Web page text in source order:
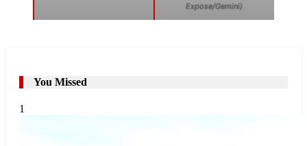
Expose/Gemini)
You Missed
1